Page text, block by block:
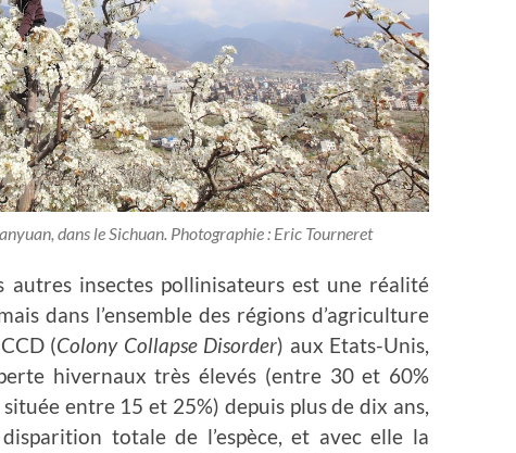
dans le Sichuan. Photographie : Eric Tourneret
autres insectes pollinisateurs est une réalité
dans l’ensemble des régions d’agriculture
(Colony Collapse Disorder) aux Etats-Unis,
hivernaux très élevés (entre 30 et 60%
entre 15 et 25%) depuis plus de dix ans,
totale de l’espèce, et avec elle la